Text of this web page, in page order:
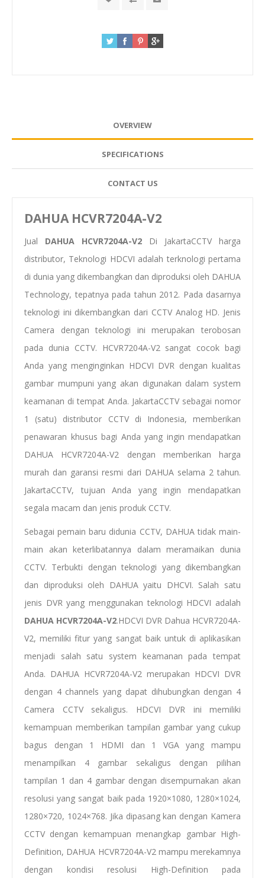
OVERVIEW
SPECIFICATIONS
CONTACT US
DAHUA HCVR7204A-V2
Jual DAHUA HCVR7204A-V2 Di JakartaCCTV harga
distributor, Teknologi HDCVI adalah terknologi pertama
di dunia yang dikembangkan dan diproduksi oleh DAHUA
Technology, tepatnya pada tahun 2012. Pada dasarnya
teknologi ini dikembangkan dari CCTV Analog HD. Jenis
Camera dengan teknologi ini merupakan terobosan
pada dunia CCTV. HCVR7204A-V2 sangat cocok bagi
Anda yang menginginkan HDCVI DVR dengan kualitas
gambar mumpuni yang akan digunakan dalam system
keamanan di tempat Anda. JakartaCCTV sebagai nomor
1 (satu) distributor CCTV di Indonesia, memberikan
penawaran khusus bagi Anda yang ingin mendapatkan
DAHUA HCVR7204A-V2 dengan memberikan harga
murah dan garansi resmi dari DAHUA selama 2 tahun.
JakartaCCTV, tujuan Anda yang ingin mendapatkan
segala macam dan jenis produk CCTV.
Sebagai pemain baru didunia CCTV, DAHUA tidak main-
main akan keterlibatannya dalam meramaikan dunia
CCTV. Terbukti dengan teknologi yang dikembangkan
dan diproduksi oleh DAHUA yaitu DHCVI. Salah satu
jenis DVR yang menggunakan teknologi HDCVI adalah
DAHUA HCVR7204A-V2.HDCVI DVR Dahua HCVR7204A-
V2, memiliki fitur yang sangat baik untuk di aplikasikan
menjadi salah satu system keamanan pada tempat
Anda. DAHUA HCVR7204A-V2 merupakan HDCVI DVR
dengan 4 channels yang dapat dihubungkan dengan 4
Camera CCTV sekaligus. HDCVI DVR ini memiliki
kemampuan memberikan tampilan gambar yang cukup
bagus dengan 1 HDMI dan 1 VGA yang mampu
menampilkan 4 gambar sekaligus dengan pilihan
tampilan 1 dan 4 gambar dengan disempurnakan akan
resolusi yang sangat baik pada 1920×1080, 1280×1024,
1280×720, 1024×768. Jika dipasang kan dengan Kamera
CCTV dengan kemampuan menangkap gambar High-
Definition, DAHUA HCVR7204A-V2 mampu merekamnya
dengan kondisi resolusi High-Definition pada